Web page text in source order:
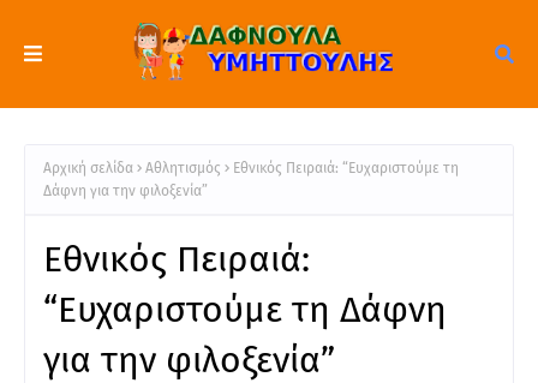
Αρχική σελίδα Αθλητισμός
Εθνικός Πειραιά: “Ευχαριστούμε τη
Δάφνη για την φιλοξενία”
Εθνικός Πειραιά:
“Ευχαριστούμε τη Δάφνη
για την φιλοξενία”